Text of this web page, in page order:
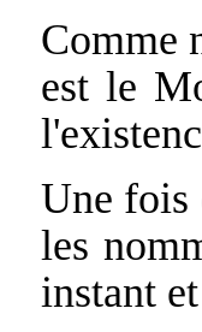
Comme
est le
Une fois
les
instant